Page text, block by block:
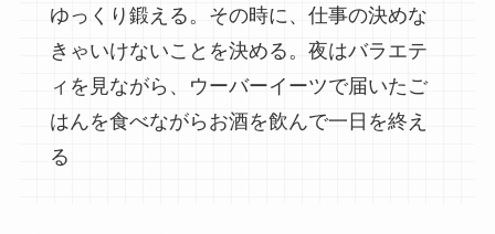
ゆっくり鍛える。その時に、仕事の決めな
きゃいけないことを決める。夜はバラエテ
ィを見ながら、ウーバーイーツで届いたご
はんを食べながらお酒を飲んで一日を終え
る